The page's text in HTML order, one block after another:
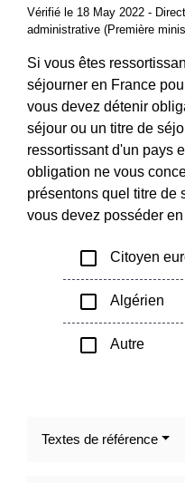
Vérifié le 18 May 2022 -
administrative (Première
Si vous êtes
séjourner en France
vous devez détenir
séjour ou un titre de
ressortissant d'un pays
obligation ne vous
présentons quel titre de
vous devez posséder
check_box_outline_blank Citoyen
check_box_outline_blank Algérien
check_box_outline_blank Autre
Textes de référence